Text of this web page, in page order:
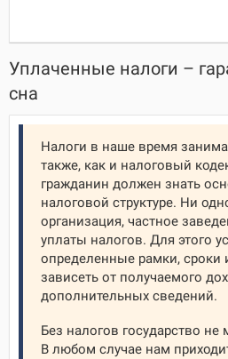
Уплаченные налоги –
сна
Налоги в наше время
также, как и налоговый
гражданин должен знать
налоговой структуре. Ни
организация, частное
уплаты налогов. Для этого
определенные рамки, сроки
зависеть от получаемого
дополнительных сведений.
Без налогов государство не
В любом случае нам